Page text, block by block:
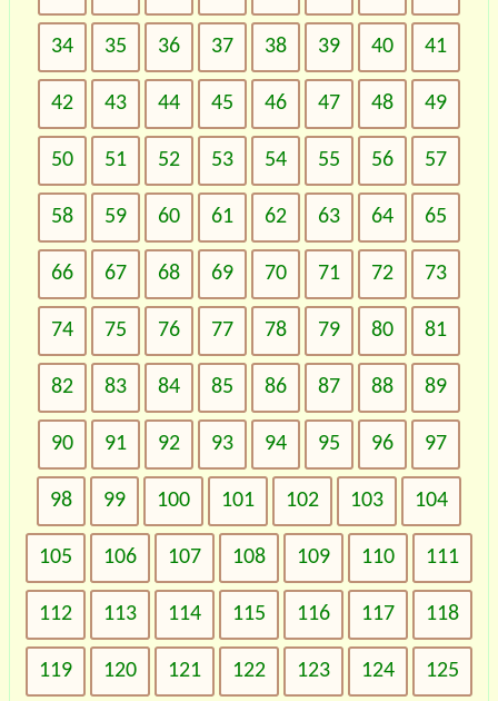
34 35 36 37 38 39 40 41
42 43 44 45 46 47 48 49
50 51 52 53 54 55 56 57
58 59 60 61 62 63 64 65
66 67 68 69 70 71 72 73
74 75 76 77 78 79 80 81
82 83 84 85 86 87 88 89
90 91 92 93 94 95 96 97
98 99 100 101 102 103 104
105 106 107 108 109 110 111
112 113 114 115 116 117 118
119 120 121 122 123 124 125